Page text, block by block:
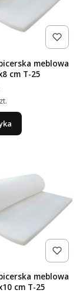
meblowa
cm T-25
meblowa
cm T-25